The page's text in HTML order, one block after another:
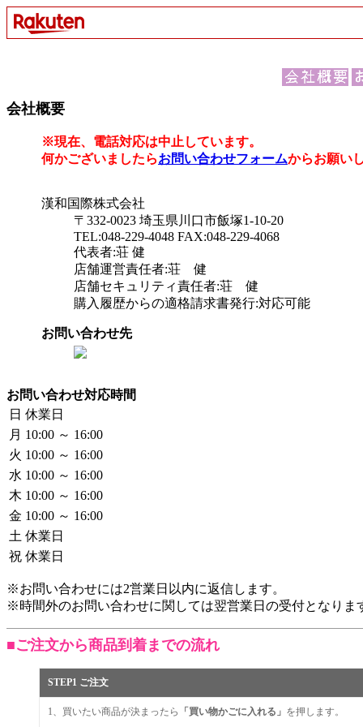
会社概要
※現在、電話対応は中止しています。
何かございましたらお問い合わせフォームからお願い
漢和国際株式会社
〒332-0023 埼玉県川口市飯塚1-10-20
TEL:048-229-4048 FAX:048-229-4068
代表者:荘 健
店舗運営責任者:荘 健
店舗セキュリティ責任者:荘 健
購入履歴からの適格請求書発行:対応可能
お問い合わせ先
お問い合わせ対応時間
日 休業日
月 10:00 ～ 16:00
火 10:00 ～ 16:00
水 10:00 ～ 16:00
木 10:00 ～ 16:00
金 10:00 ～ 16:00
土 休業日
祝 休業日
※お問い合わせには2営業日以内に返信します。
※時間外のお問い合わせに関しては翌営業日の受付となりま
■ご注文から商品到着までの流れ
STEP1 ご注文
1、買いたい商品が決まったら 「買い物かごに入れる」 を押します。